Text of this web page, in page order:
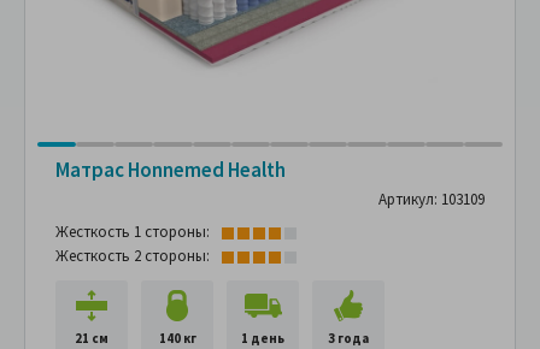
Матрас Hоnnemed Health
Артикул: 103109
Жесткость 1 стороны:
Жесткость 2 стороны:
21 см 140 кг 1 день 3 года